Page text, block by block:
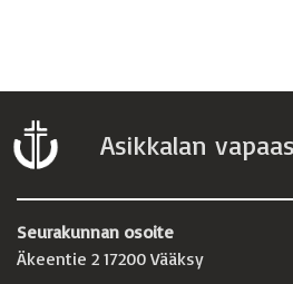
Asikkalan
Seurakunnan osoite
Äkeentie 2 17200 Vääksy